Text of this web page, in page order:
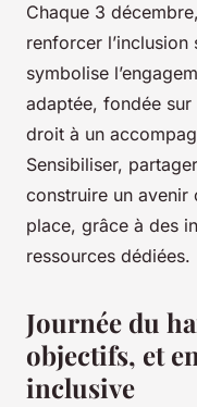
Chaque 3
renforcer
symbolise
adaptée, fondée
droit à un
Sensibiliser,
construire un avenir
place, grâce à des
ressources dédiées.
Journée du
objectifs, et
inclusive